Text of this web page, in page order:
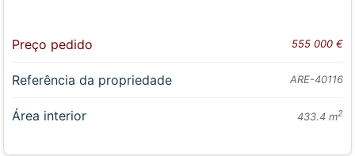
Preço pedido 555 000 €
Referência da propriedade ARE-40116
Área interior 433.4 m2